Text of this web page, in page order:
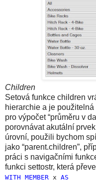
Children
Setová funkce children
hierarchie a je
pro výpočet “průměru v
porovnávat akutální
úrovní, použili bychom
jako “parent.children”,
práci s navigačními
funkci settostr, která
WITH MEMBER x AS